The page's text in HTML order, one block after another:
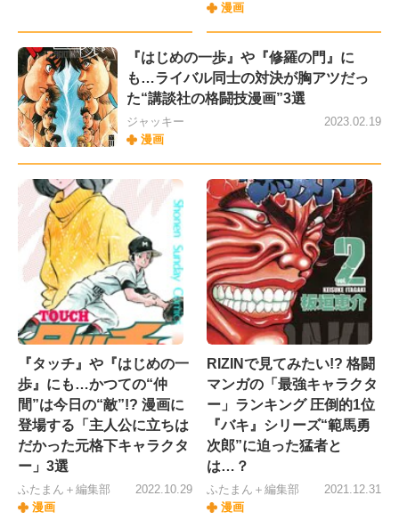
漫画
『はじめの一歩』や『修羅の門』に
も…ライバル同士の対決が胸アツだっ
た“講談社の格闘技漫画”3選
ジャッキー
漫画
2023.02.19
『タッチ』や『はじめの一
歩』にも…かつての“仲
間”は今日の“敵”!? 漫画に
登場する「主人公に立ちは
だかった元格下キャラクタ
ー」3選
ふたまん＋編集部
漫画
2022.10.29
RIZINで見てみたい!? 格闘
マンガの「最強キャラクタ
ー」ランキング 圧倒的1位
『バキ』シリーズ“範馬勇
次郎”に迫った猛者と
は…？
ふたまん＋編集部
漫画
2021.12.31